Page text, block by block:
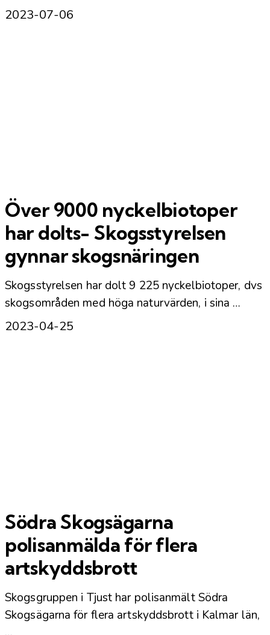
2023-07-06
Över 9000 nyckelbiotoper
har dolts- Skogsstyrelsen
gynnar skogsnäringen
Skogsstyrelsen har dolt 9 225 nyckelbiotoper, dvs
skogsområden med höga naturvärden, i sina …
2023-04-25
Södra Skogsägarna
polisanmälda för flera
artskyddsbrott
Skogsgruppen i Tjust har polisanmält Södra
Skogsägarna för flera artskyddsbrott i Kalmar län,